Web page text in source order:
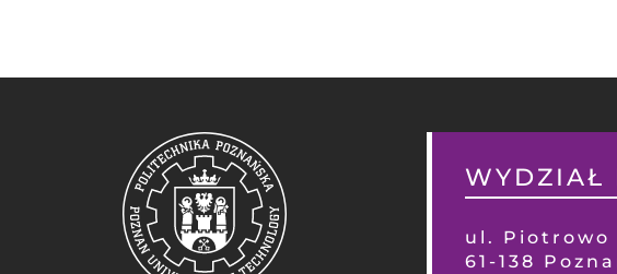
WYDZIAŁ
ul. Piotrowo
61-138